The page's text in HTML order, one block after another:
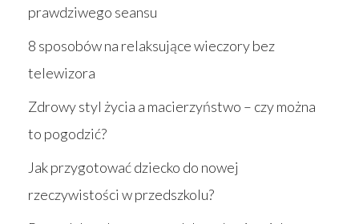
prawdziwego seansu
8 sposobów na relaksujące wieczory bez
telewizora
Zdrowy styl życia a macierzyństwo – czy można
to pogodzić?
Jak przygotować dziecko do nowej
rzeczywistości w przedszkolu?